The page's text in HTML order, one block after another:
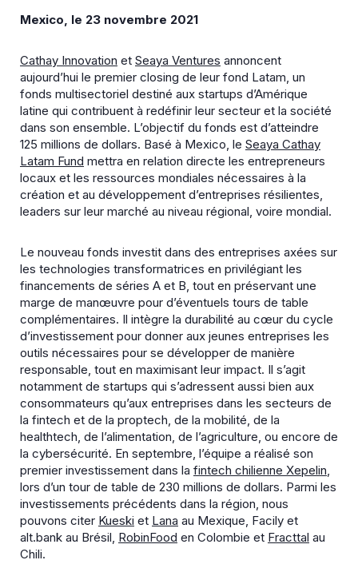
Mexico, le 23 novembre 2021
Cathay Innovation et Seaya Ventures annoncent
aujourd’hui le premier closing de leur fond Latam, un
fonds multisectoriel destiné aux startups d’Amérique
latine qui contribuent à redéfinir leur secteur et la société
dans son ensemble. L’objectif du fonds est d’atteindre
125 millions de dollars. Basé à Mexico, le Seaya Cathay
Latam Fund mettra en relation directe les entrepreneurs
locaux et les ressources mondiales nécessaires à la
création et au développement d’entreprises résilientes,
leaders sur leur marché au niveau régional, voire mondial.
Le nouveau fonds investit dans des entreprises axées sur
les technologies transformatrices en privilégiant les
financements de séries A et B, tout en préservant une
marge de manœuvre pour d’éventuels tours de table
complémentaires. Il intègre la durabilité au cœur du cycle
d’investissement pour donner aux jeunes entreprises les
outils nécessaires pour se développer de manière
responsable, tout en maximisant leur impact. Il s’agit
notamment de startups qui s’adressent aussi bien aux
consommateurs qu’aux entreprises dans les secteurs de
la fintech et de la proptech, de la mobilité, de la
healthtech, de l’alimentation, de l’agriculture, ou encore de
la cybersécurité. En septembre, l’équipe a réalisé son
premier investissement dans la fintech chilienne Xepelin,
lors d’un tour de table de 230 millions de dollars. Parmi les
investissements précédents dans la région, nous
pouvons citer Kueski et Lana au Mexique, Facily et
alt.bank au Brésil, RobinFood en Colombie et Fracttal au
Chili.